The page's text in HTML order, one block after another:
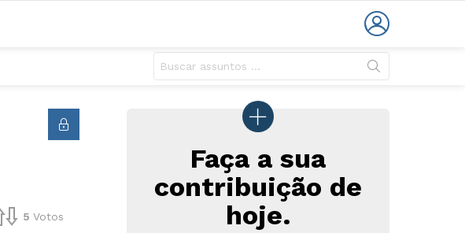
5 Votos
Faça a sua
contribuição de
hoje.